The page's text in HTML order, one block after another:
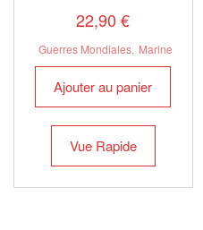
22,90€
Guerres Mondiales, Marine
Ajouter au panier
Vue Rapide